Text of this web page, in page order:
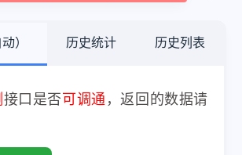
） 历史统计 历史列表
接口是否 可调通 ，返回的数据请